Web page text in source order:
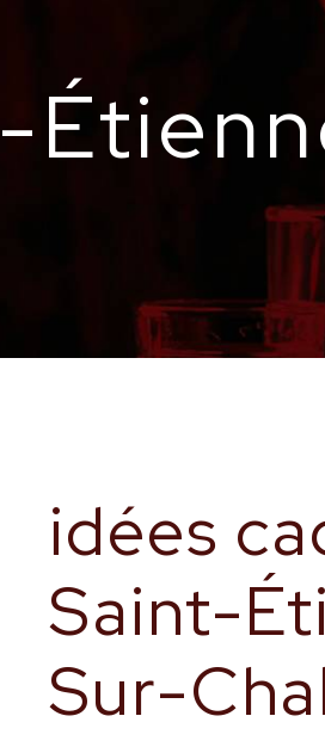
idées
Saint-
Sur-